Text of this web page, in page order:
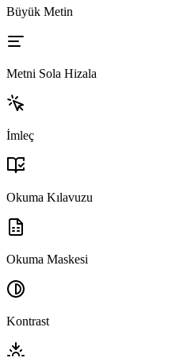
Büyük Metin
Metni Sola Hizala
İmleç
Okuma Kılavuzu
Okuma Maskesi
Kontrast